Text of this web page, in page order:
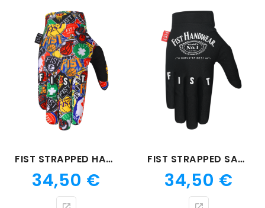
FIST STRAPPED HART COURT
Prix
34,50 €
FIST STRAPPED SAM HILL GOOD
Prix
34,50 €